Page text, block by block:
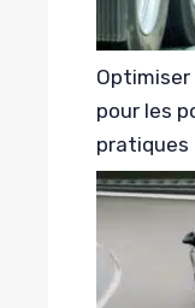
pour les
pratiques